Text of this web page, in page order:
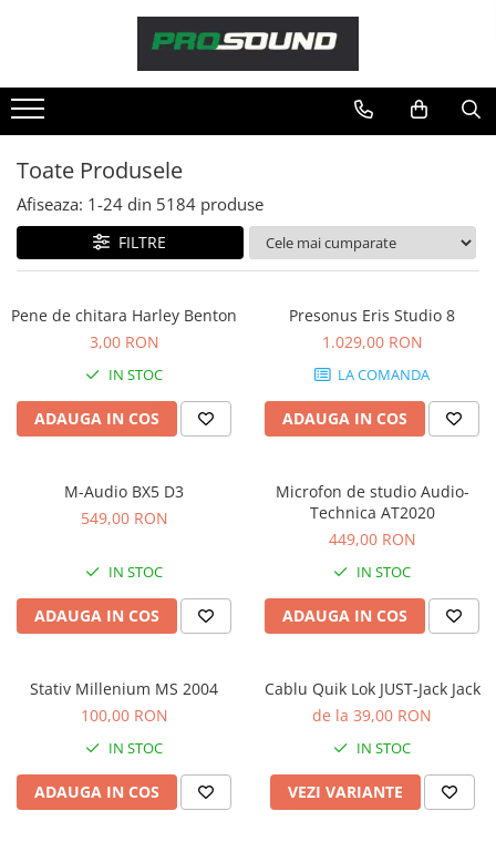
Sonorizare / PA
Procesoare si efecte
Shockmount
Stabilizatoare de tensiune UPS si
Power Conditioner
Microfoane
Accesorii de microfoane
Capsule de microfon
Case-uri de microfoane
Microfoane de broadcast
Microfoane de masurare si
calibrare
Microfoane de Suprafata
Microfoane de voce si live
Microfoane lavaliera si headset
Android
Microfoane pt Camere Video
Microfoane pt instalatii si
Microfoane Ribbon
Toate Produsele
Afiseaza: 1-24 din 5184 produse
FILTRE
Pene de chitara Harley Benton
3,00 RON
IN STOC
ADAUGA IN COS
Presonus Eris Studio 8
1.029,00 RON
LA COMANDA
ADAUGA IN COS
M-Audio BX5 D3
549,00 RON
IN STOC
ADAUGA IN COS
Microfon de studio Audio-
Technica AT2020
449,00 RON
IN STOC
ADAUGA IN COS
Stativ Millenium MS 2004
100,00 RON
IN STOC
ADAUGA IN COS
Cablu Quik Lok JUST-Jack Jack
de la 39,00 RON
IN STOC
VEZI VARIANTE